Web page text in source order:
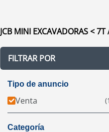
JCB MINI EXCAVADORAS <
FILTRAR POR
Tipo de anuncio
Venta
Categoría